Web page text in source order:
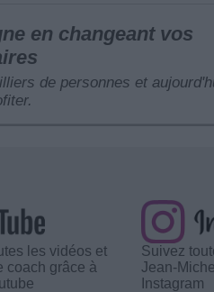
en changeant vos
de personnes et
les vidéos et
coach grâce à
Suivez
Jean-
Instagram